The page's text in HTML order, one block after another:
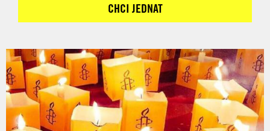
CHCI JEDNAT